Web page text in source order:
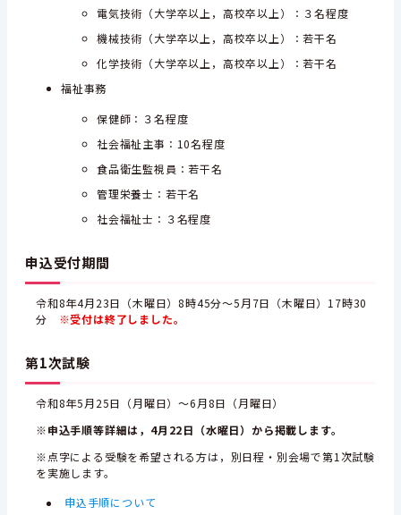
電気技術（大学卒以上，高校卒以上）：３名程度
機械技術（大学卒以上，高校卒以上）：若干名
化学技術（大学卒以上，高校卒以上）：若干名
福祉事務
保健師：３名程度
社会福祉主事：10名程度
食品衛生監視員：若干名
管理栄養士：若干名
社会福祉士：３名程度
申込受付期間
令和8年4月23日（木曜日）8時45分～5月7日（木曜日）17時30
分 ※受付は終了しました。
第1次試験
令和8年5月25日（月曜日）～6月8日（月曜日）
※申込手順等詳細は，4月22日（水曜日）から掲載します。
※点字による受験を希望される方は，別日程・別会場で第1次試験
を実施します。
申込手順について